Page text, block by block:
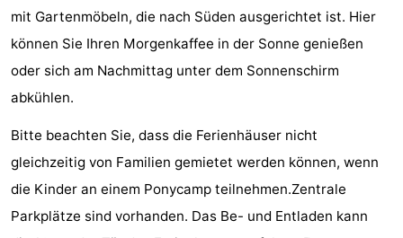
Sport
-
Schwimmbader
-
Wandern
-
Reiten
mit Gartenmöbeln, die nach Süden ausgerichtet ist. Hier
können Sie Ihren Morgenkaffee in der Sonne genießen
oder sich am Nachmittag unter dem Sonnenschirm
abkühlen.
Bitte beachten Sie, dass die Ferienhäuser nicht
gleichzeitig von Familien gemietet werden können, wenn
die Kinder an einem Ponycamp teilnehmen.Zentrale
Parkplätze sind vorhanden. Das Be- und Entladen kann